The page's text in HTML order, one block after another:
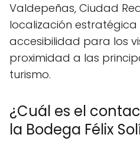
Valdepeñas, Ciudad
localización
accesibilidad para los
proximidad a las
turismo.
¿Cuál es el
la Bodega Félix